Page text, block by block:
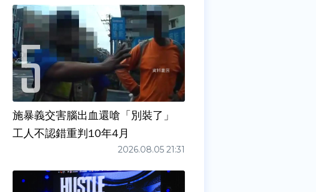
施暴義交害腦出血還嗆「別裝了」
工人不認錯重判10年4月
2026.08.05 21:31